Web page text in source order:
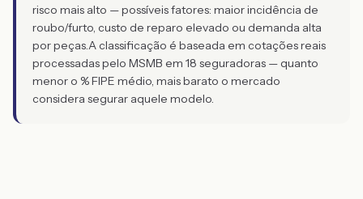
risco mais alto — possíveis fatores: maior incidência de
roubo/furto, custo de reparo elevado ou demanda alta
por peças.A classificação é baseada em cotações reais
processadas pelo MSMB em 18 seguradoras — quanto
menor o % FIPE médio, mais barato o mercado
considera segurar aquele modelo.